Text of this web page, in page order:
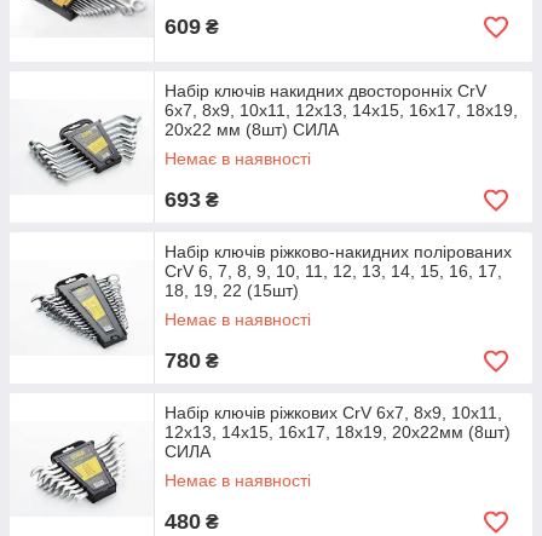
609 ₴
Набір ключів накидних двосторонніх CrV
6x7, 8x9, 10x11, 12x13, 14x15, 16x17, 18х19,
20х22 мм (8шт) СИЛА
Немає в наявності
693 ₴
Набір ключів ріжково-накидних полірованих
CrV 6, 7, 8, 9, 10, 11, 12, 13, 14, 15, 16, 17,
18, 19, 22 (15шт)
Немає в наявності
780 ₴
Набір ключів ріжкових CrV 6x7, 8x9, 10x11,
12x13, 14x15, 16x17, 18х19, 20х22мм (8шт)
СИЛА
Немає в наявності
480 ₴